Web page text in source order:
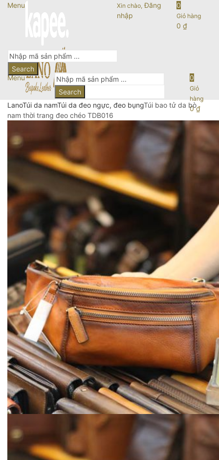
Menu Xin chào, Đăng
nhập
0
Giỏ hàng
0 ₫
Search
Menu
Search
0
Giỏ
hàng
0₫
LanoTúi da namTúi da đeo ngực, đeo bụngTúi bao tử da bò
nam thời trang đeo chéo TDB016